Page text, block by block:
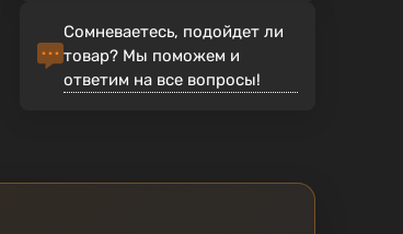
Сомневаетесь, подойдет ли
товар? Мы поможем и
ответим на все вопросы!